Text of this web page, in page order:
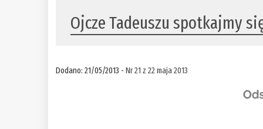
Ojcze Tadeuszu spotkajmy
Dodano: 21/05/2013 -Nr 21 z 22 maja 2013